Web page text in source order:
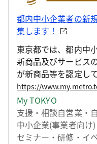
都内中小企業者の新
集します！
東京都では、都内中
新商品及びサービス
が新商品等を認定し
試験的に購入し評価
定制度（新事業分野
います。 このたび、
ます。脱炭素や暑さ
する商品・サービス
My TOKYO
支援・相談自営業・
中小企業(事業者向け)
セミナー・研修・イ